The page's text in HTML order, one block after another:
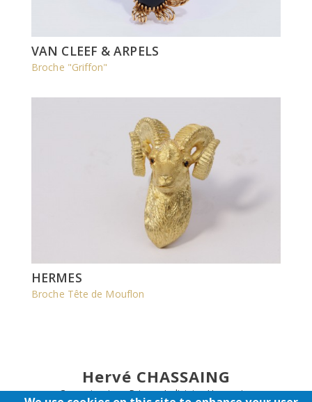
VAN CLEEF & ARPELS
Broche "Griffon"
HERMES
Broche Tête de Mouflon
Hervé CHASSAING
Commissaire - Priseur Judiciaire Honoraire